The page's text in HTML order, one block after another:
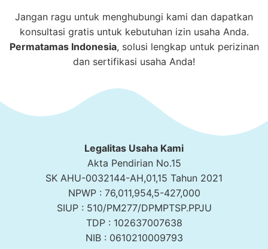
Jangan ragu untuk menghubungi kami dan dapatkan
konsultasi gratis untuk kebutuhan izin usaha Anda.
PermatamasIndonesia, solusi lengkap untuk perizinan
dan sertifikasi usaha Anda!
Legalitas Usaha Kami
Akta Pendirian No.15
SK AHU-0032144-AH,01,15 Tahun 2021
NPWP : 76,011,954,5-427,000
SIUP : 510/PM277/DPMPTSP.PPJU
TDP : 102637007638
NIB : 0610210009793